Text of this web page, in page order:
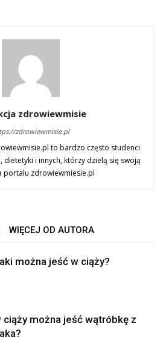
zdrowiewmisie
zdrowiewmisie.pl
to bardzo często studenci
dietetyki i innych, którzy dzielą się swoją
portalu zdrowiewmiesie.pl
WIĘCEJ OD AUTORA
można jeść w ciąży?
ciąży można jeść wątróbkę z